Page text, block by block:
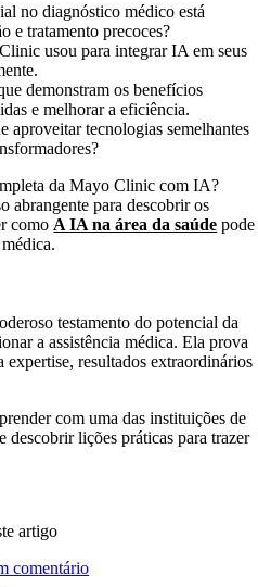
no diagnóstico médico está
e tratamento precoces?
usou para integrar IA em seus
demonstram os benefícios
e melhorar a eficiência.
aproveitar tecnologias semelhantes
da Mayo Clinic com IA?
abrangente para descobrir os
como A IA na área da saúde pode
testamento do potencial da
a assistência médica. Ela prova
expertise, resultados extraordinários
com uma das instituições de
descobrir lições práticas para trazer
artigo
comentário